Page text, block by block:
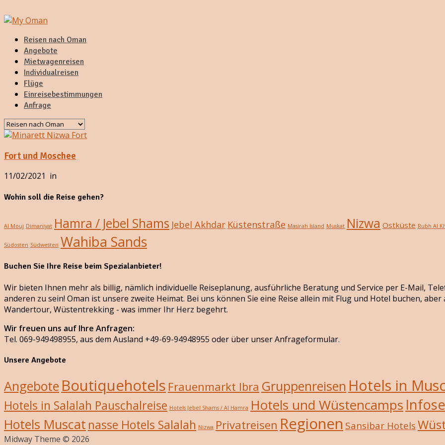
Reisen nach Oman
Angebote
Mietwagenreisen
Individualreisen
Flüge
Einreisebestimmungen
Anfrage
Fort und Moschee
11/02/2021 in
Wohin soll die Reise gehen?
Al Mouj Dimaniyat Hamra / Jebel Shams Jebel Akhdar Küstenstraße Masirah Island Muskat Nizwa Ostküste Rubh Al
Südosten Südwesten Wahiba Sands
Buchen Sie Ihre Reise beim Spezialanbieter!
Wir bieten Ihnen mehr als billig, nämlich individuelle Reiseplanung, ausführliche Beratung und Service per E-Mail,
anderen zu sein! Oman ist unsere zweite Heimat. Bei uns können Sie eine Reise allein mit Flug und Hotel buchen,
Wandertour, Wüstentrekking - was immer Ihr Herz begehrt.
Wir freuen uns auf Ihre Anfragen:
Tel. 069-949498955, aus dem Ausland +49-69-94948955 oder über unser Anfrageformular.
Unsere Angebote
Angebote Boutiquehotels Frauenmarkt Ibra Gruppenreisen Hotels in
Hotels in Salalah Pauschalreise Hotels Jebel Shams / Al Hamra Hotels und Wüstencamps
Hotels Muscat nasse Hotels Salalah Nizwa Privatreisen Regionen Sansibar Hotels
Midway Theme © 2026